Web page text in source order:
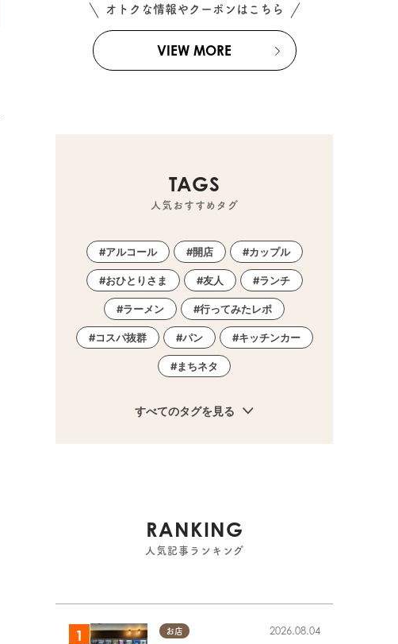
オトクな情報やクーポンはこちら
VIEW MORE
TAGS
人気おすすめタグ
アルコール 開店 カップル
おひとりさま 友人 ランチ
ラーメン 行ってみたレポ
コスパ抜群 パン キッチンカー
まちネタ
すべてのタグを見る
RANKING
人気記事ランキング
お店 2026.08.04